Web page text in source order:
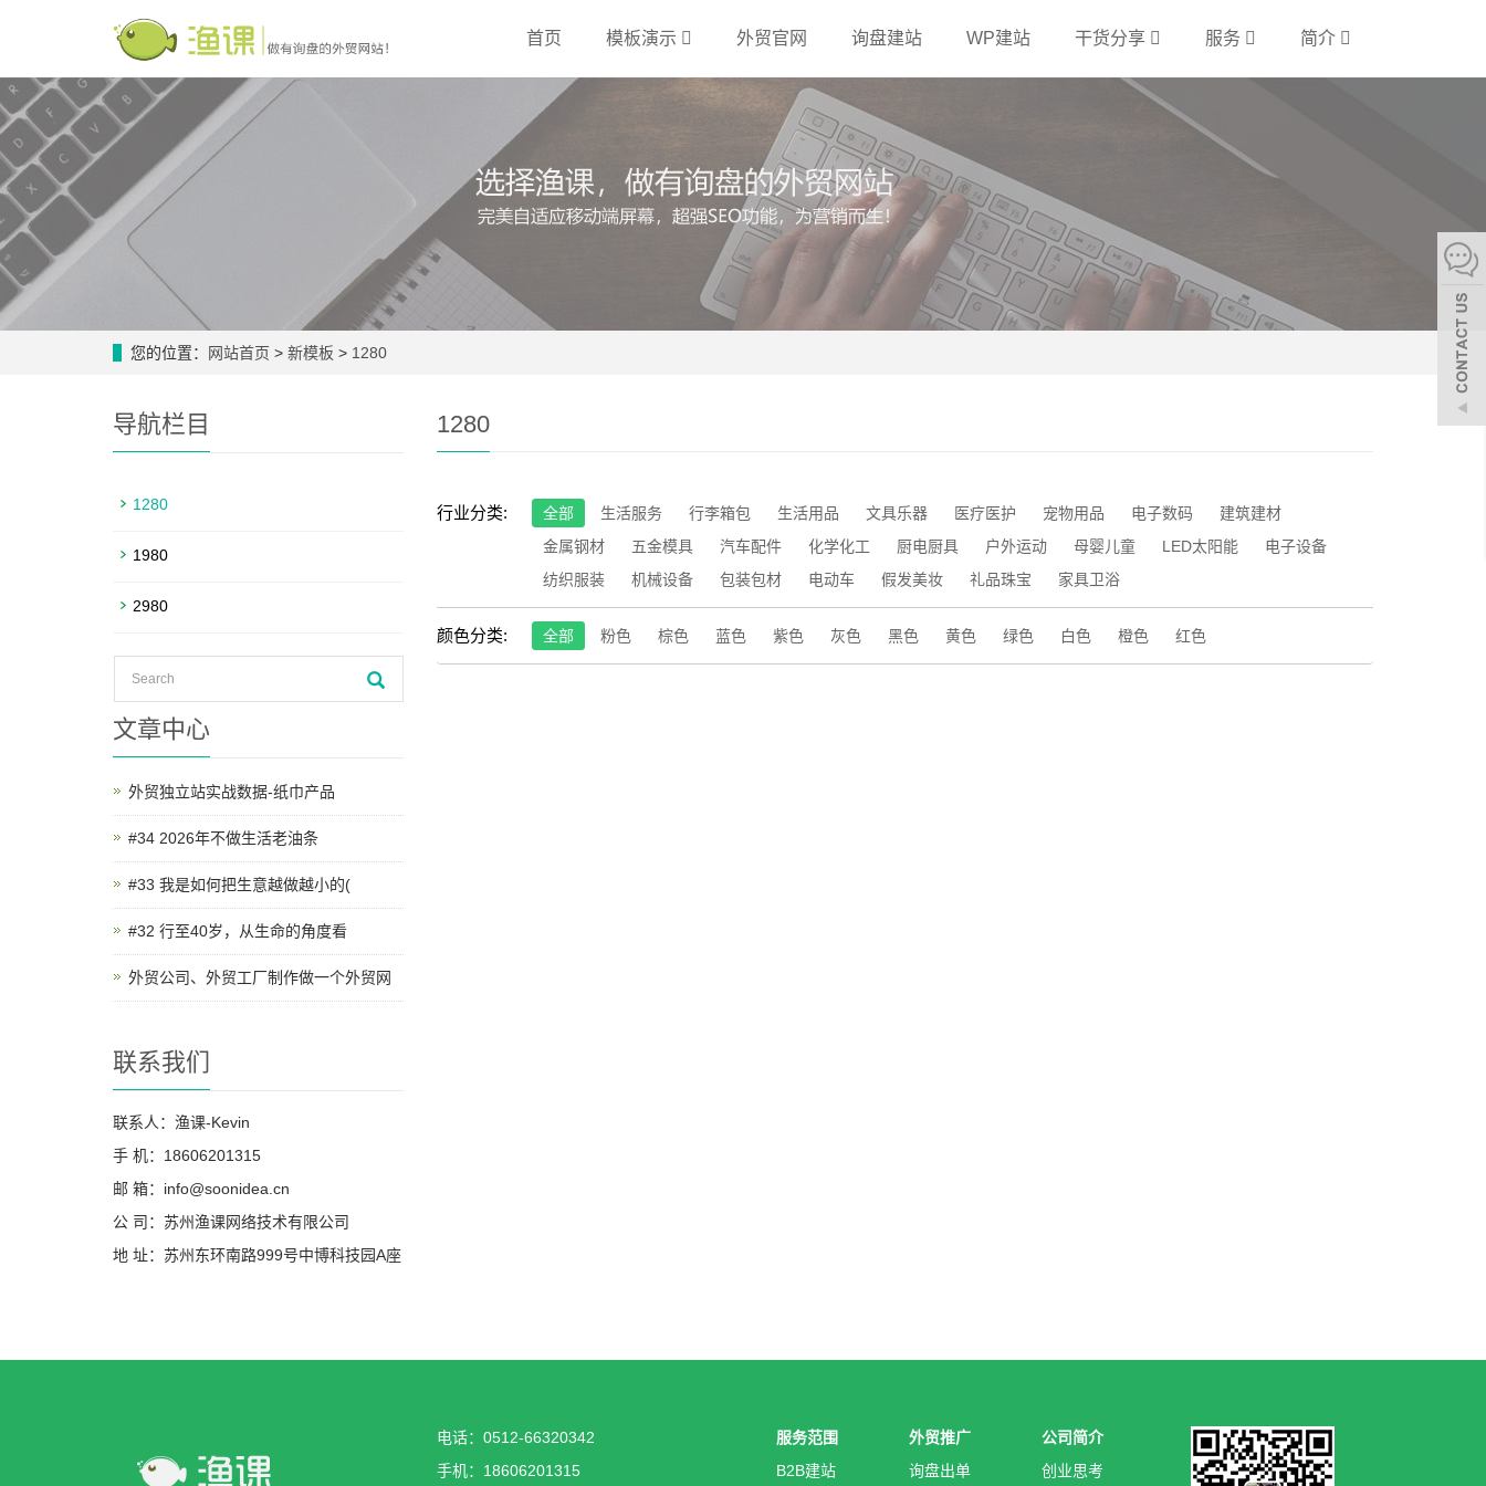
首页 模板演示 外贸官网 询盘建站 WP建站 干货分享 服务 简介
您的位置： 网站首页 > 新模板 > 1280
1280
行业分类: 全部 生活服务 行李箱包 生活用品 文具乐器 医疗医护 宠物用品 电子数码
建筑建材
金属钢材
五金模具 汽车配件 化学化工 厨电厨具 户外运动 母婴儿童 LED太阳能
电子设备
纺织服装
机械设备 包装包材 电动车 假发美妆 礼品珠宝 家具卫浴
颜色分类: 全部 粉色 棕色 蓝色 紫色 灰色 黑色 黄色 绿色 白色 橙色 红色
导航栏目
1280
1980
2980
文章中心
外贸独立站实战数据-纸巾产品
#34 2026年不做生活老油条
#33 我是如何把生意越做越小的(
#32 行至40岁，从生命的角度看
外贸公司、外贸工厂制作做一个外贸网
联系我们
联系人：渔课-Kevin
手 机：18606201315
邮 箱：info@soonidea.cn
公 司：苏州渔课网络技术有限公司
地 址：苏州东环南路999号中博科技园A座
电话：0512-66320342
手机：18606201315
服务范围
B2B建站
外贸推广
询盘出单
公司简介
创业思考